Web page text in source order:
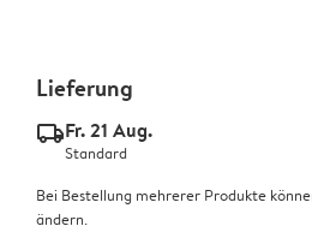
Lieferung
delivery_standard_v2Fr. 21 Aug.
Standard
Bei Bestellung mehrerer Produkte
ändern.